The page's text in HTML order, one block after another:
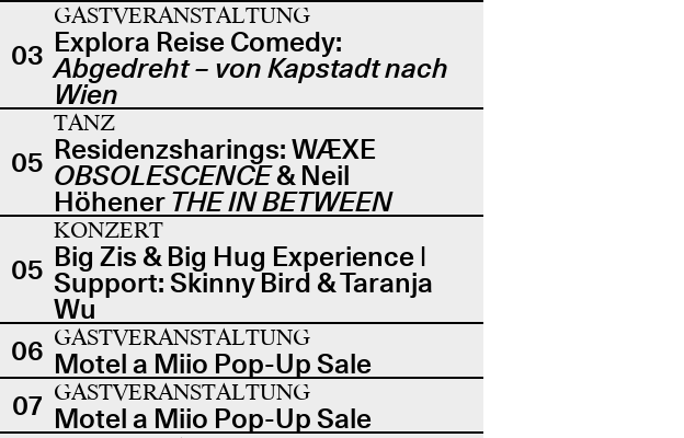
03
GASTVERANSTALTUNG
Explora Reise Comedy:
Abgedreht – von Kapstadt nach
Wien
05
TANZ
Residenzsharings: WÆXE
OBSOLESCENCE& Neil
Höhener THE IN BETWEEN
05
KONZERT
Big Zis & Big Hug Experience |
Support: Skinny Bird & Taranja
Wu
06 GASTVERANSTALTUNG
Motel a Miio Pop-Up Sale
07 GASTVERANSTALTUNG
Motel a Miio Pop-Up Sale